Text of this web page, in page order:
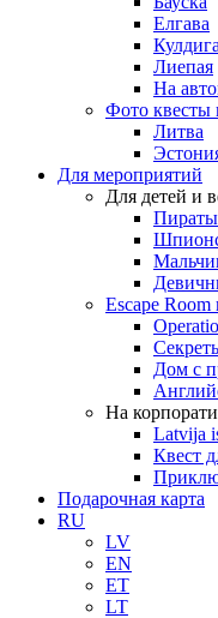
Елгава
Кулдига
Лиепая
На
Фото квесты
Литва
Для мероприятий
Для детей и
Пираты
Escape Room
Дом с
На
Latvija
Квест
Подарочная карта
RU
LV
EN
ET
LT